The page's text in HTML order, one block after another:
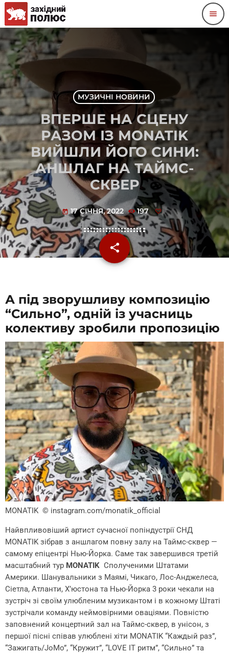
menu
МУЗИЧНІ НОВИНИ
ВПЕРШЕ НА СЦЕНУ
РАЗОМ ІЗ MONATIK
ВИЙШЛИ ЙОГО СИНИ:
АНШЛАГ НА ТАЙМС-
СКВЕР
today 17 СІЧНЯ, 2022 197
share
email
А під зворушливу композицію
“Сильно”, одній із учасниць
колективу зробили пропозицію
MONATIK © instagram.com/monatik_official
Найвпливовіший артист сучасної попіндустрії СНД
MONATIK зібрав з аншлагом повну залу на Таймс-сквер —
самому епіцентрі Нью-Йорка. Саме так завершився третій
масштабний тур MONATIK Сполученими Штатами
Америки. Шанувальники з Маямі, Чикаго, Лос-Анджелеса,
Сіетла, Атланти, Х’юстона та Нью-Йорка 3 роки чекали на
зустріч зі своїм улюбленим музикантом і в кожному Штаті
зустрічали команду неймовірними оваціями. Повністю
заповнений концертний зал на Таймс-сквер, в унісон, з
першої пісні співав улюблені хіти MONATIK “Каждый раз”,
“Зажигать/JoMo”, “Кружит”, “LOVE IT ритм”, “Сильно” та